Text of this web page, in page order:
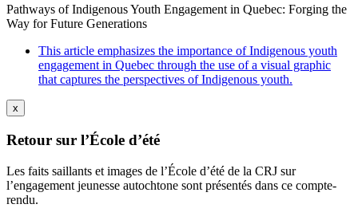
Pathways of Indigenous Youth Engagement in Quebec: Forging the
Way for Future Generations
This article emphasizes the importance of Indigenous youth
engagement in Quebec through the use of a visual graphic
that captures the perspectives of Indigenous youth.
x
Retour sur l’École d’été
Les faits saillants et images de l’École d’été de la CRJ sur
l’engagement jeunesse autochtone sont présentés dans ce compte-
rendu.